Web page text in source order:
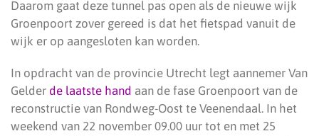
Daarom gaat deze tunnel pas open als de nieuwe wijk
Groenpoort zover gereed is dat het fietspad vanuit de
wijk er op aangesloten kan worden.
In opdracht van de provincie Utrecht legt aannemer Van
Gelder de laatste hand aan de fase Groenpoort van de
reconstructie van Rondweg-Oost te Veenendaal. In het
weekend van 22 november 09.00 uur tot en met 25